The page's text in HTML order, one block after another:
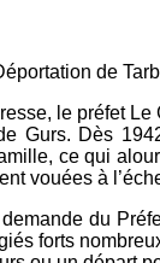
de Tarbes.
le préfet
Gurs. Dès
ce qui
vouées à
du
forts